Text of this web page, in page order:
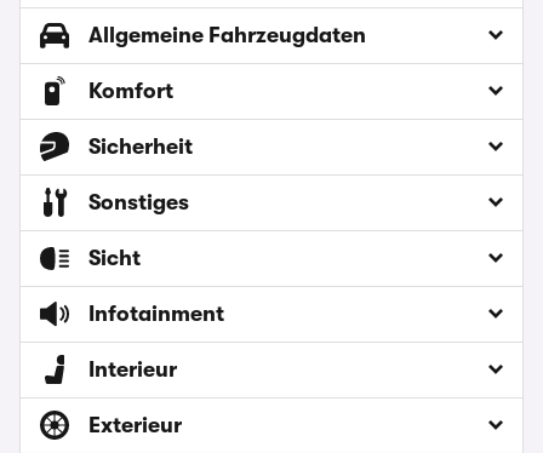
Allgemeine Fahrzeugdaten
Komfort
Sicherheit
Sonstiges
Sicht
Infotainment
Interieur
Exterieur